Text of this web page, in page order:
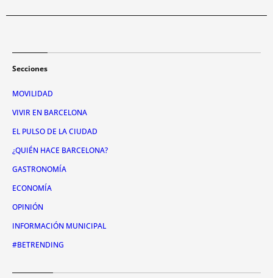
Secciones
MOVILIDAD
VIVIR EN BARCELONA
EL PULSO DE LA CIUDAD
¿QUIÉN HACE BARCELONA?
GASTRONOMÍA
ECONOMÍA
OPINIÓN
INFORMACIÓN MUNICIPAL
#BETRENDING